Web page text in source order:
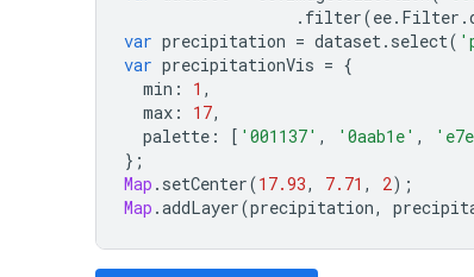
. filter(ee. Filter .
var precipitation = dataset. select(
var precipitationVis = {
min : 1 ,
max : 17,
palette : [ '001137' , '0aab1e' ,
};
Map . setCenter(17.93, 7.71 , 2);
Map .addLayer(precipitation,